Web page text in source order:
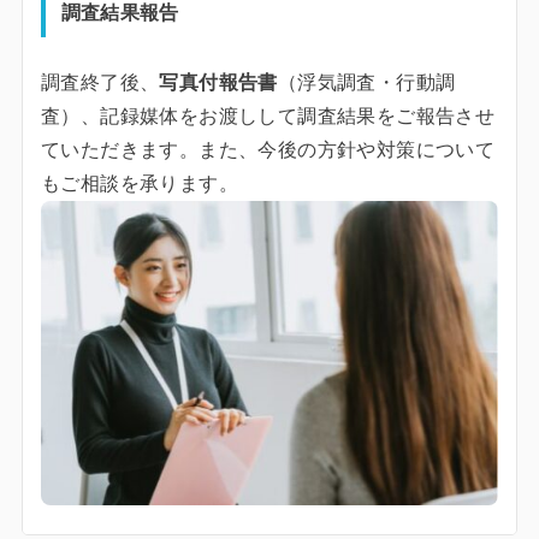
調査結果報告
調査終了後、写真付報告書 （浮気調査・行動調
査）、記録媒体をお渡しして調査結果をご報告させ
ていただきます。また、今後の方針や対策について
もご相談を承ります。